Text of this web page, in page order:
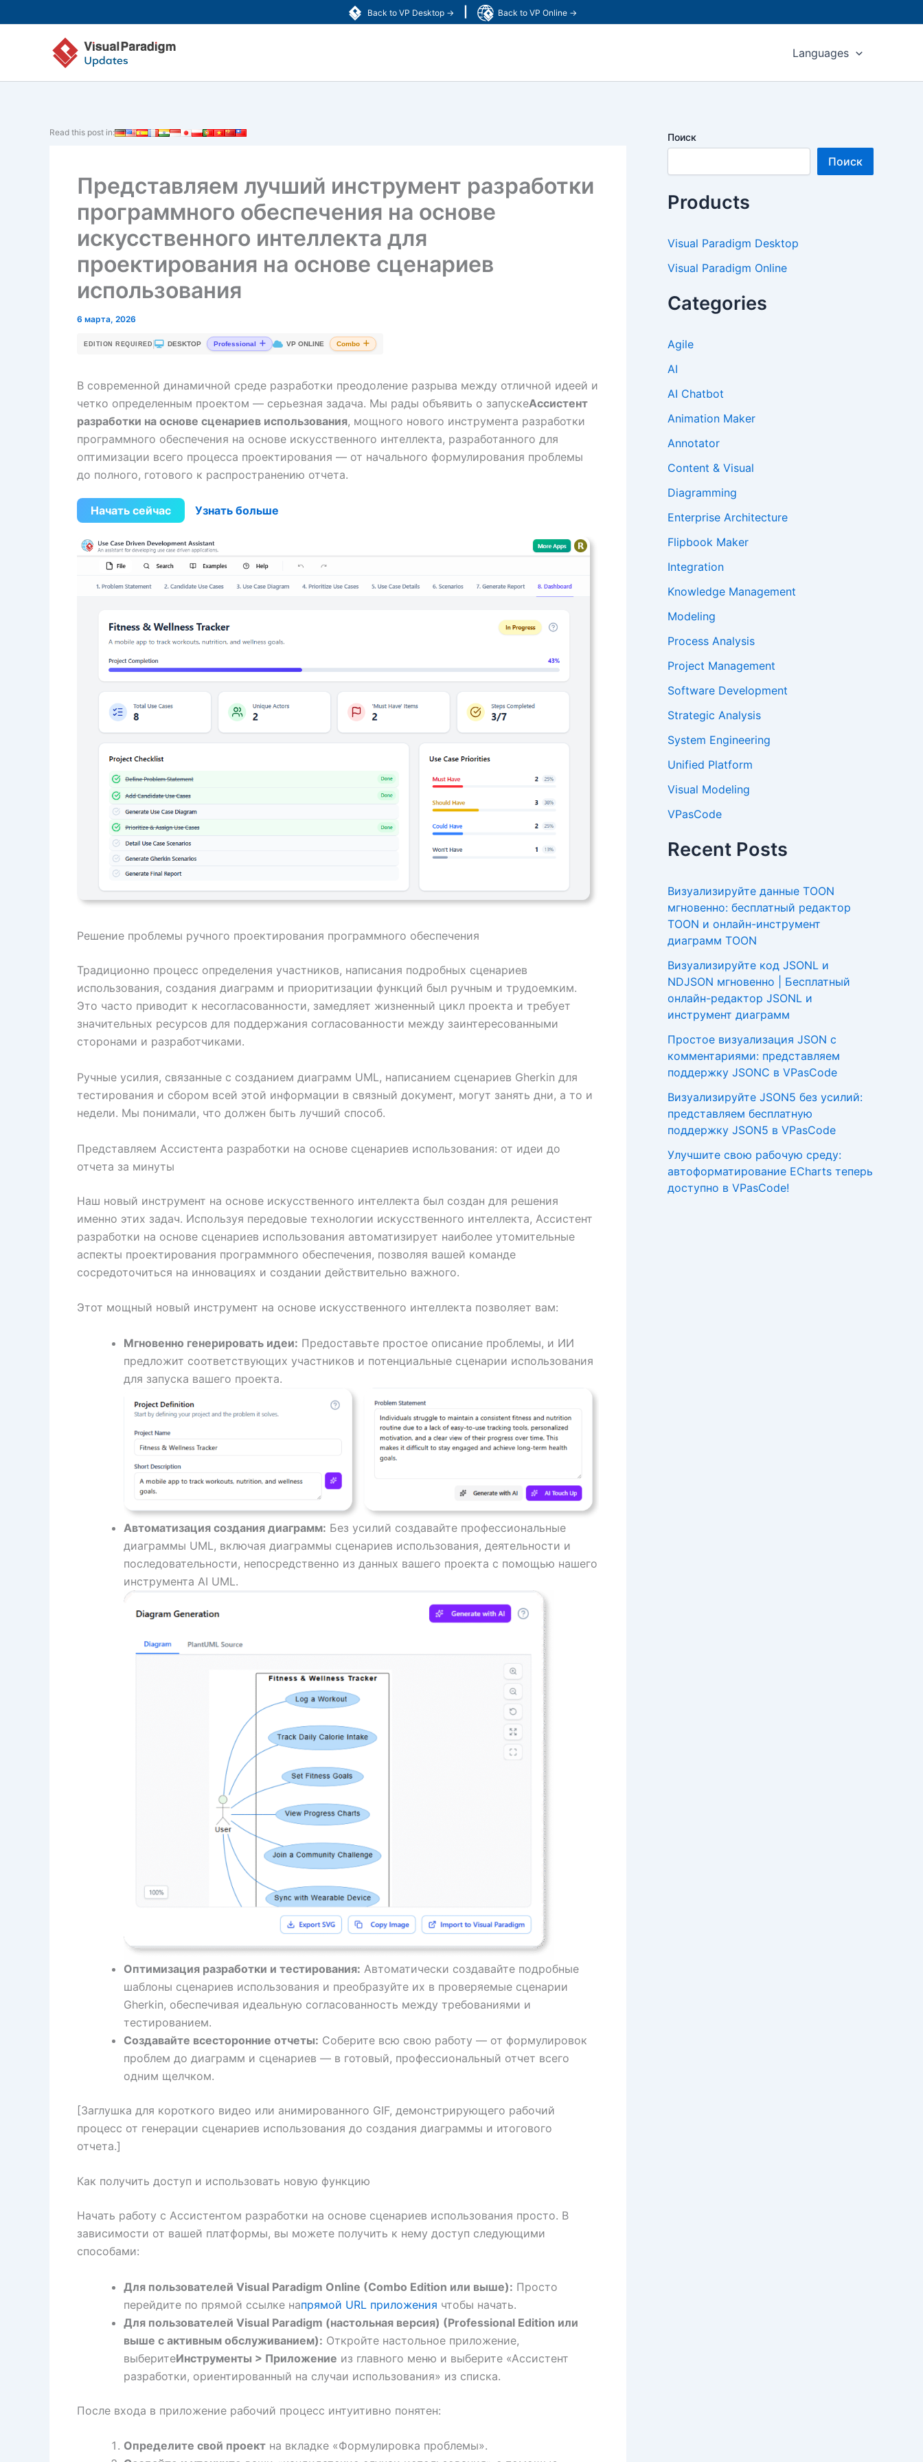
Back to VP Desktop → Back to VP Online →
к
содержимому
Languages
Read this post in:
Представляем лучший инструмент разработки
программного обеспечения на основе
искусственного интеллекта для
проектирования на основе сценариев
использования
6 марта, 2026
EDITION REQUIRED DESKTOP Professional VP ONLINE Combo
В современной динамичной среде разработки преодоление разрыва между отличной идеей и
четко определенным проектом — серьезная задача. Мы рады объявить о запускеАссистент
разработки на основе сценариев использования, мощного нового инструмента разработки
программного обеспечения на основе искусственного интеллекта, разработанного для
оптимизации всего процесса проектирования — от начального формулирования проблемы
до полного, готового к распространению отчета.
Начать сейчас Узнать больше
Решение проблемы ручного проектирования программного обеспечения
Традиционно процесс определения участников, написания подробных сценариев
использования, создания диаграмм и приоритизации функций был ручным и трудоемким.
Это часто приводит к несогласованности, замедляет жизненный цикл проекта и требует
значительных ресурсов для поддержания согласованности между заинтересованными
сторонами и разработчиками.
Ручные усилия, связанные с созданием диаграмм UML, написанием сценариев Gherkin для
тестирования и сбором всей этой информации в связный документ, могут занять дни, а то и
недели. Мы понимали, что должен быть лучший способ.
Представляем Ассистента разработки на основе сценариев использования: от идеи до
отчета за минуты
Наш новый инструмент на основе искусственного интеллекта был создан для решения
именно этих задач. Используя передовые технологии искусственного интеллекта, Ассистент
разработки на основе сценариев использования автоматизирует наиболее утомительные
аспекты проектирования программного обеспечения, позволяя вашей команде
сосредоточиться на инновациях и создании действительно важного.
Этот мощный новый инструмент на основе искусственного интеллекта позволяет вам:
Мгновенно генерировать идеи: Предоставьте простое описание проблемы, и ИИ
предложит соответствующих участников и потенциальные сценарии использования
для запуска вашего проекта.
Автоматизация создания диаграмм: Без усилий создавайте профессиональные
диаграммы UML, включая диаграммы сценариев использования, деятельности и
последовательности, непосредственно из данных вашего проекта с помощью нашего
инструмента AI UML.
Оптимизация разработки и тестирования: Автоматически создавайте подробные
шаблоны сценариев использования и преобразуйте их в проверяемые сценарии
Gherkin, обеспечивая идеальную согласованность между требованиями и
тестированием.
Создавайте всесторонние отчеты: Соберите всю свою работу — от формулировок
проблем до диаграмм и сценариев — в готовый, профессиональный отчет всего
одним щелчком.
[Заглушка для короткого видео или анимированного GIF, демонстрирующего рабочий
процесс от генерации сценариев использования до создания диаграммы и итогового
отчета.]
Как получить доступ и использовать новую функцию
Начать работу с Ассистентом разработки на основе сценариев использования просто. В
зависимости от вашей платформы, вы можете получить к нему доступ следующими
способами:
Для пользователей Visual Paradigm Online (Combo Edition или выше): Просто
перейдите по прямой ссылке напрямой URL приложения чтобы начать.
Для пользователей Visual Paradigm (настольная версия) (Professional Edition или
выше с активным обслуживанием): Откройте настольное приложение,
выберитеИнструменты > Приложение из главного меню и выберите «Ассистент
разработки, ориентированный на случаи использования» из списка.
После входа в приложение рабочий процесс интуитивно понятен:
Определите свой проект на вкладке «Формулировка проблемы».
Поиск
Поиск
Products
Visual Paradigm Desktop
Visual Paradigm Online
Categories
Agile
AI
AI Chatbot
Animation Maker
Annotator
Content & Visual
Diagramming
Enterprise Architecture
Flipbook Maker
Integration
Knowledge Management
Modeling
Process Analysis
Project Management
Software Development
Strategic Analysis
System Engineering
Unified Platform
Visual Modeling
VPasCode
Recent Posts
Визуализируйте данные TOON
мгновенно: бесплатный редактор
TOON и онлайн-инструмент
диаграмм TOON
Визуализируйте код JSONL и
NDJSON мгновенно | Бесплатный
онлайн-редактор JSONL и
инструмент диаграмм
Простое визуализация JSON с
комментариями: представляем
поддержку JSONC в VPasCode
Визуализируйте JSON5 без усилий:
представляем бесплатную
поддержку JSON5 в VPasCode
Улучшите свою рабочую среду:
автоформатирование ECharts теперь
доступно в VPasCode!